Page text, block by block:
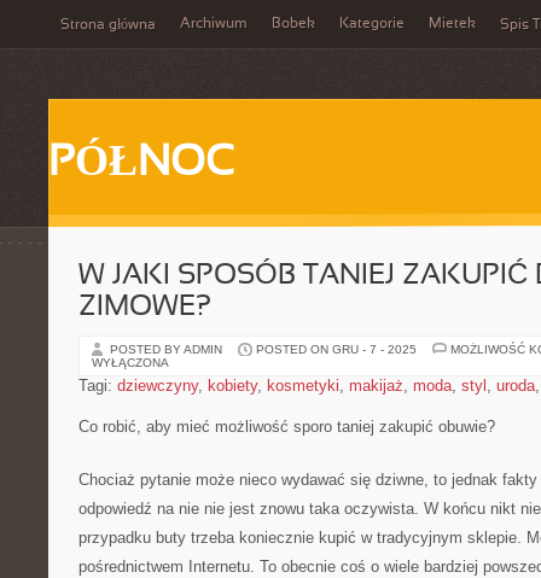
Strona główna Archiwum Bobek Kategorie Mietek Spis
PÓŁNOC
W JAKI SPOSÓB TANIEJ ZAKUPIĆ
ZIMOWE?
POSTED BY ADMIN POSTED ON GRU - 7 - 2025
MOŻLIWOŚĆ
WYŁĄCZONA
Tagi: dziewczyny, kobiety, kosmetyki, makijaż, moda, styl , uroda
Co robić, aby mieć możliwość sporo taniej zakupić obuwie?
Chociaż pytanie może nieco wydawać się dziwne, to jednak
odpowiedź na nie nie jest znowu taka oczywista. W końcu nikt
przypadku buty trzeba koniecznie kupić w tradycyjnym sklepie.
pośrednictwem Internetu. To obecnie coś o wiele bardziej